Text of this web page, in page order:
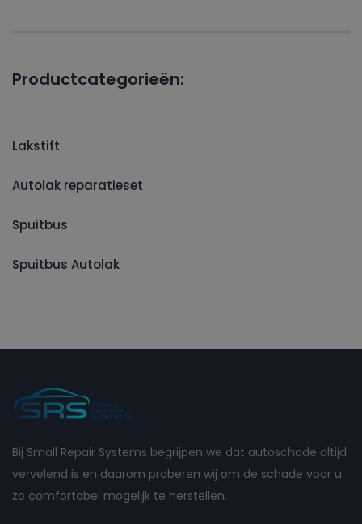
Productcategorieën:
Lakstift
Autolak reparatieset
Spuitbus
Spuitbus Autolak
Bij Small Repair Systems begrijpen we dat autoschade altijd
vervelend is en daarom proberen wij om de schade voor u
zo comfortabel mogelijk te herstellen.